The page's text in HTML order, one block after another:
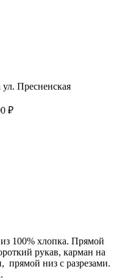
Пресненская
₽
100% хлопка. Прямой
рукав, карман на
прямой низ с разрезами.